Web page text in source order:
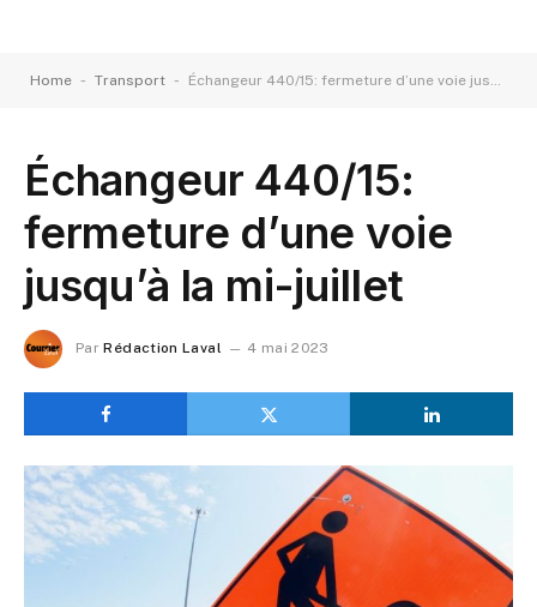
Home - Transport - Échangeur 440/15: fermeture d’une voie jusqu’à la mi-juillet
Échangeur 440/15:
fermeture d’une voie
jusqu’à la mi-juillet
Par Rédaction Laval 4 mai 2023